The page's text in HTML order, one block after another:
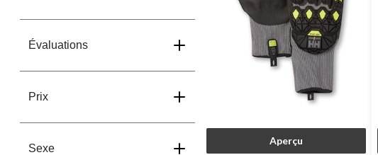
Évaluations
Prix
Sexe
Aperçu